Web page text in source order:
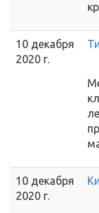
10 декабря
2020 г.
10 декабря
2020 г.